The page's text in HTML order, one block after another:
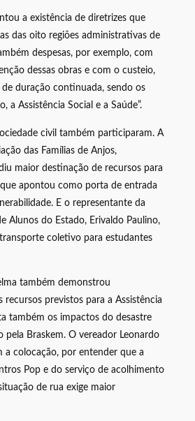
a existência de diretrizes que
das oito regiões administrativas de
despesas, por exemplo, com
dessas obras e com o custeio,
duração continuada, sendo os
a Assistência Social e a Saúde”.
civil também participaram. A
das Famílias de Anjos,
maior destinação de recursos para
apontou como porta de entrada
E o representante da
Alunos do Estado, Erivaldo Paulino,
coletivo para estudantes
também demonstrou
recursos previstos para a Assistência
também os impactos do desastre
pela Braskem. O vereador Leonardo
a colocação, por entender que a
Pop e do serviço de acolhimento
de rua exige maior